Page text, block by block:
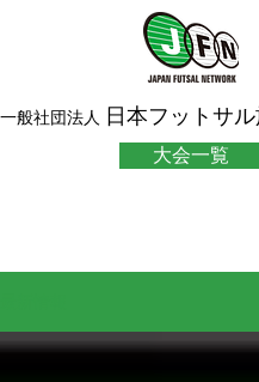
一般社団法人 日本フットサ
大会一覧